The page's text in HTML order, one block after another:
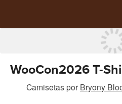
WooCon2026 T-
Camisetaspor Bryony